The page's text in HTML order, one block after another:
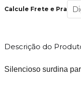
Calcule Frete e Prazo
Descrição do
Silencioso surdina